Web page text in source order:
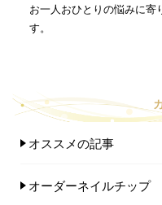
お一人おひとりの悩みに寄
す。
オススメの記事
オーダーネイルチップ